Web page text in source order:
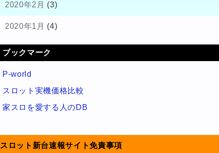
2020年2月 (3)
2020年1月 (4)
ブックマーク
P-world
スロット実機価格比較
家スロを愛する人のDB
スロット新台速報サイト免責事項